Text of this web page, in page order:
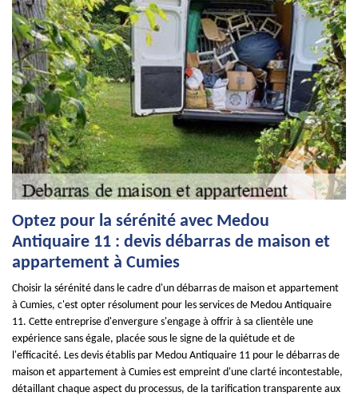
Optez pour la sérénité avec Medou
Antiquaire 11 : devis débarras de maison et
appartement à Cumies
Choisir la sérénité dans le cadre d'un débarras de maison et appartement
à Cumies, c'est opter résolument pour les services de Medou Antiquaire
11. Cette entreprise d'envergure s'engage à offrir à sa clientèle une
expérience sans égale, placée sous le signe de la quiétude et de
l'efficacité. Les devis établis par Medou Antiquaire 11 pour le débarras de
maison et appartement à Cumies est empreint d'une clarté incontestable,
détaillant chaque aspect du processus, de la tarification transparente aux